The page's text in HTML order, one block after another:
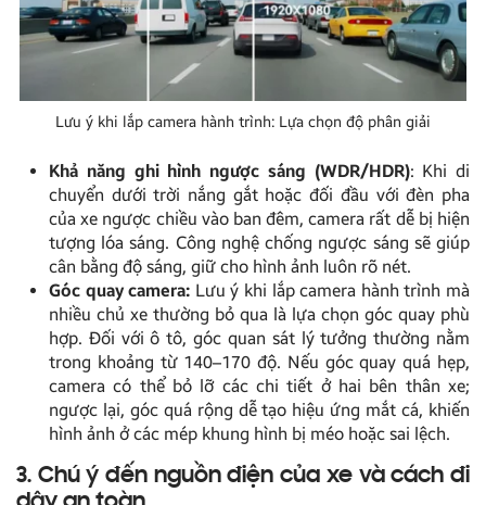
Lưu ý khi lắp camera hành trình: Lựa chọn độ phân giải
Khả năng ghi hình ngược sáng (WDR/HDR): Khi di
chuyển dưới trời nắng gắt hoặc đối đầu với đèn pha
của xe ngược chiều vào ban đêm, camera rất dễ bị hiện
tượng lóa sáng. Công nghệ chống ngược sáng sẽ giúp
cân bằng độ sáng, giữ cho hình ảnh luôn rõ nét.
Góc quay camera: Lưu ý khi lắp camera hành trình mà
nhiều chủ xe thường bỏ qua là lựa chọn góc quay phù
hợp. Đối với ô tô, góc quan sát lý tưởng thường nằm
trong khoảng từ 140–170 độ. Nếu góc quay quá hẹp,
camera có thể bỏ lỡ các chi tiết ở hai bên thân xe;
ngược lại, góc quá rộng dễ tạo hiệu ứng mắt cá, khiến
hình ảnh ở các mép khung hình bị méo hoặc sai lệch.
3. Chú ý đến nguồn điện của xe và cách đi